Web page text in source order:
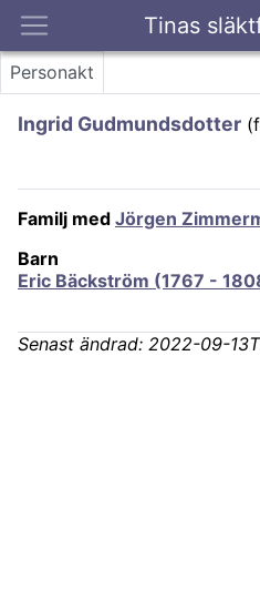
Tinas
Kontakt
Personakt
Ingrid Gudmundsdotter (
Familj med Jörgen
Barn
Eric Bäckström (1767 -
Senast ändrad: 2022-09-